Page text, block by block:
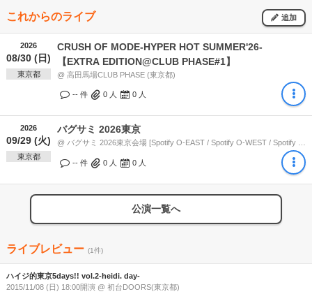
これからのライブ 追加
2026
08/30 (日)
東京都
CRUSH OF MODE-HYPER HOT SUMMER'26-
【EXTRA EDITION@CLUB PHASE#1】
@ 高田馬場CLUB PHASE (東京都)
-- 件 0 人 0 人
2026
09/29 (火)
東京都
バグサミ 2026東京
-- 件 0 人 0 人
公演一覧へ
ライブレビュー (1件)
ハイジ的東京5days!! vol.2-heidi. day-
2015/11/08 (日) 18:00開演 @ 初台DOORS(東京都)